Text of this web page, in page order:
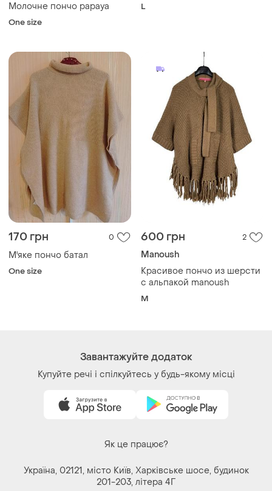
Молочне пончо papaya
One size
L
170 грн 0
М'яке пончо батал
One size
600 грн 2
Manoush
Красивое пончо из шерсти
с альпакой manoush
M
Завантажуйте додаток
Купуйте речі і спілкуйтесь у будь-якому місці
Як це працює?
Україна, 02121, місто Київ, Харківське шосе, будинок
201-203, літера 4Г